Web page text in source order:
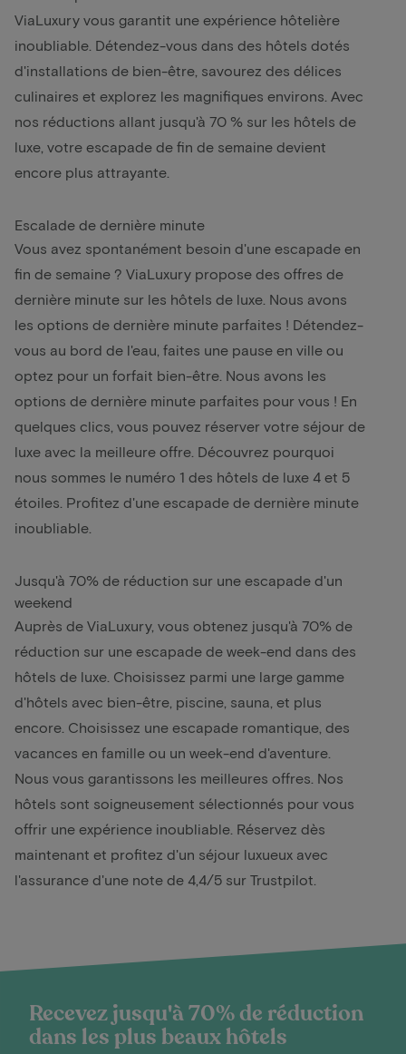
ViaLuxury vous garantit une expérience hôtelière
inoubliable. Détendez-vous dans des hôtels dotés
d'installations de bien-être, savourez des délices
culinaires et explorez les magnifiques environs. Avec
nos réductions allant jusqu'à 70 % sur les hôtels de
luxe, votre escapade de fin de semaine devient
encore plus attrayante.
Escalade de dernière minute
Vous avez spontanément besoin d'une escapade en
fin de semaine ? ViaLuxury propose des offres de
dernière minute sur les hôtels de luxe. Nous avons
les options de dernière minute parfaites ! Détendez-
vous au bord de l'eau, faites une pause en ville ou
optez pour un forfait bien-être. Nous avons les
options de dernière minute parfaites pour vous ! En
quelques clics, vous pouvez réserver votre séjour de
luxe avec la meilleure offre. Découvrez pourquoi
nous sommes le numéro 1 des hôtels de luxe 4 et 5
étoiles. Profitez d'une escapade de dernière minute
inoubliable.
Jusqu'à 70% de réduction sur une escapade d'un
weekend
Auprès de ViaLuxury, vous obtenez jusqu'à 70% de
réduction sur une escapade de week-end dans des
hôtels de luxe. Choisissez parmi une large gamme
d'hôtels avec bien-être, piscine, sauna, et plus
encore. Choisissez une escapade romantique, des
vacances en famille ou un week-end d'aventure.
Nous vous garantissons les meilleures offres. Nos
hôtels sont soigneusement sélectionnés pour vous
offrir une expérience inoubliable. Réservez dès
maintenant et profitez d'un séjour luxueux avec
l'assurance d'une note de 4,4/5 sur Trustpilot.
Recevez jusqu'à 70% de réduction
dans les plus beaux hôtels